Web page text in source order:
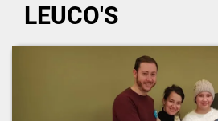
LEUCO'S